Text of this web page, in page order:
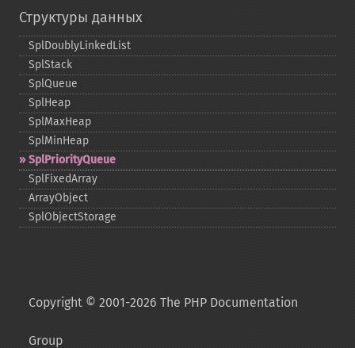
Структуры данных
SplDoublyLinkedList
SplStack
SplQueue
SplHeap
SplMaxHeap
SplMinHeap
SplPriorityQueue
SplFixedArray
ArrayObject
SplObjectStorage
Copyright © 2001-2026 The PHP Documentation
Group